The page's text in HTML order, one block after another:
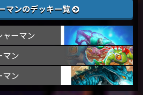
マンのデッキ一覧
ャーマン
マン
マン